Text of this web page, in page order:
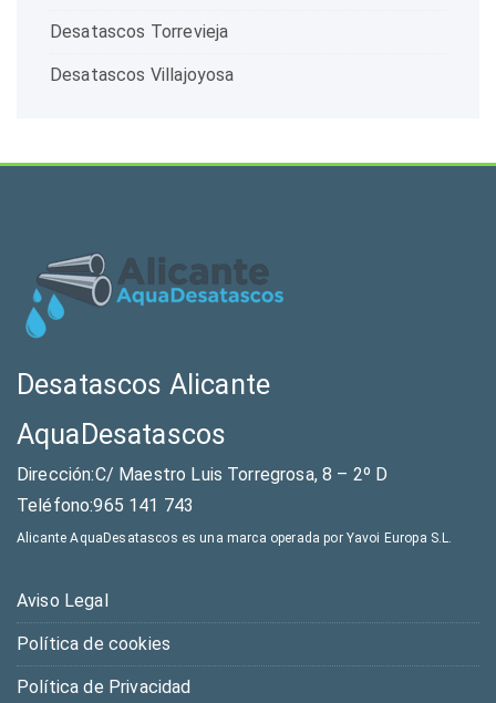
Desatascos Torrevieja
Desatascos Villajoyosa
Desatascos Alicante
AquaDesatascos
Dirección:C/ Maestro Luis Torregrosa, 8 – 2º D
Teléfono:965 141 743
Alicante AquaDesatascos es una marca operada por Yavoi Europa S.L.
Aviso Legal
Política de cookies
Política de Privacidad